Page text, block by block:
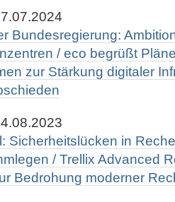
Bundesregierung:
/ eco begrüßt
zur Stärkung digitaler
Sicherheitslücken in
/ Trellix Advanced
Bedrohung moderner